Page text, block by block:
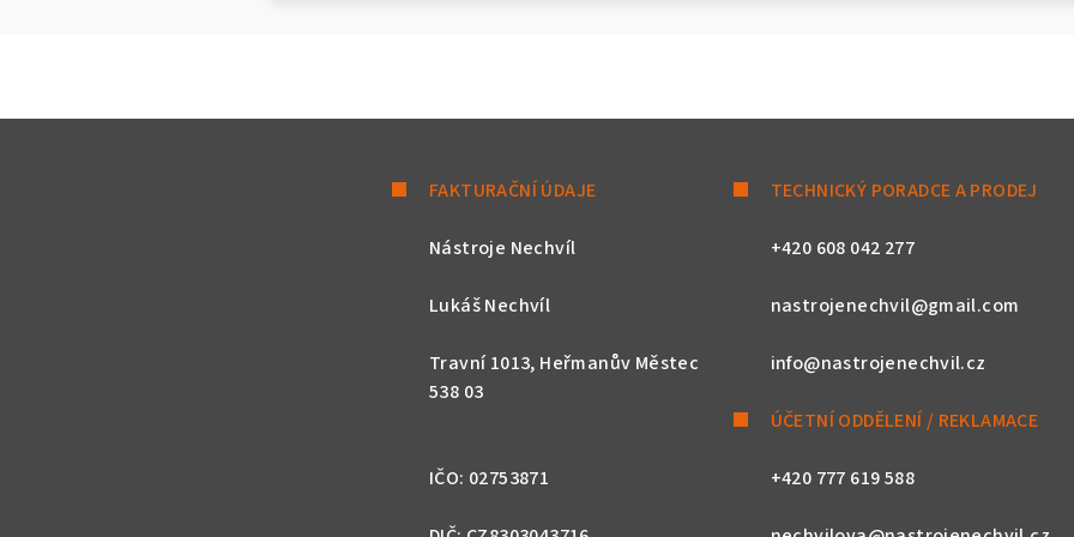
FAKTURAČNÍ ÚDAJE
Nástroje Nechvíl
Lukáš Nechvíl
Travní 1013, Heřmanův Městec
538 03
IČO: 02753871
TECHNICKÝ PORADCE A PRODEJ
+420 608 042 277
nastrojenechvil@gmail.com
info@nastrojenechvil.cz
ÚČETNÍ ODDĚLENÍ / REKLAMACE
+420 777 619 588